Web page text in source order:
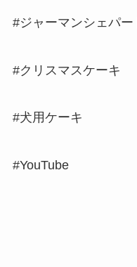
#ジャーマンシェパー
#クリスマスケーキ
#犬用ケーキ
#YouTube